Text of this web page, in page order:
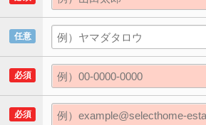
任意
必須
必須